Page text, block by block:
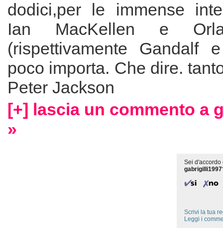
dodici,per le immense
Ian MacKellen e
(rispettivamente Gandalf
poco importa. Che dire.
Peter Jackson
[+] lascia un commento a
»
Sei d'accordo
Scrivi la tua
Leggi i